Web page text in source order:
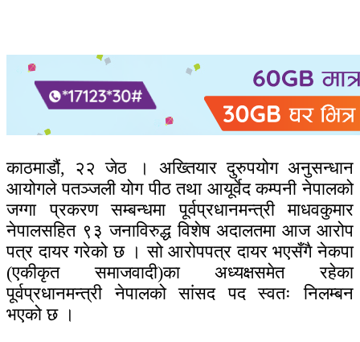
काठमाडौं, २२ जेठ । अख्तियार दुरुपयोग अनुसन्धान
आयोगले पतञ्जली योग पीठ तथा आयूर्वेद कम्पनी नेपालको
जग्गा प्रकरण सम्बन्धमा पूर्वप्रधानमन्त्री माधवकुमार
नेपालसहित ९३ जनाविरुद्ध विशेष अदालतमा आज आरोप
पत्र दायर गरेको छ । सो आरोपपत्र दायर भएसँगै नेकपा
(एकीकृत समाजवादी)का अध्यक्षसमेत रहेका
पूर्वप्रधानमन्त्री नेपालको सांसद पद स्वतः निलम्बन
भएको छ ।